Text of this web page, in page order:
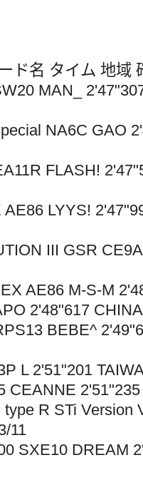
ド名 タイム 地域
MAN_
NA6C GAO
FLASH!
LYYS!
III GSR
AE86 M-S-M
2'48"617
BEBE^
L 2'51"201
CEANNE
R STi Version
11
SXE10 DREAM